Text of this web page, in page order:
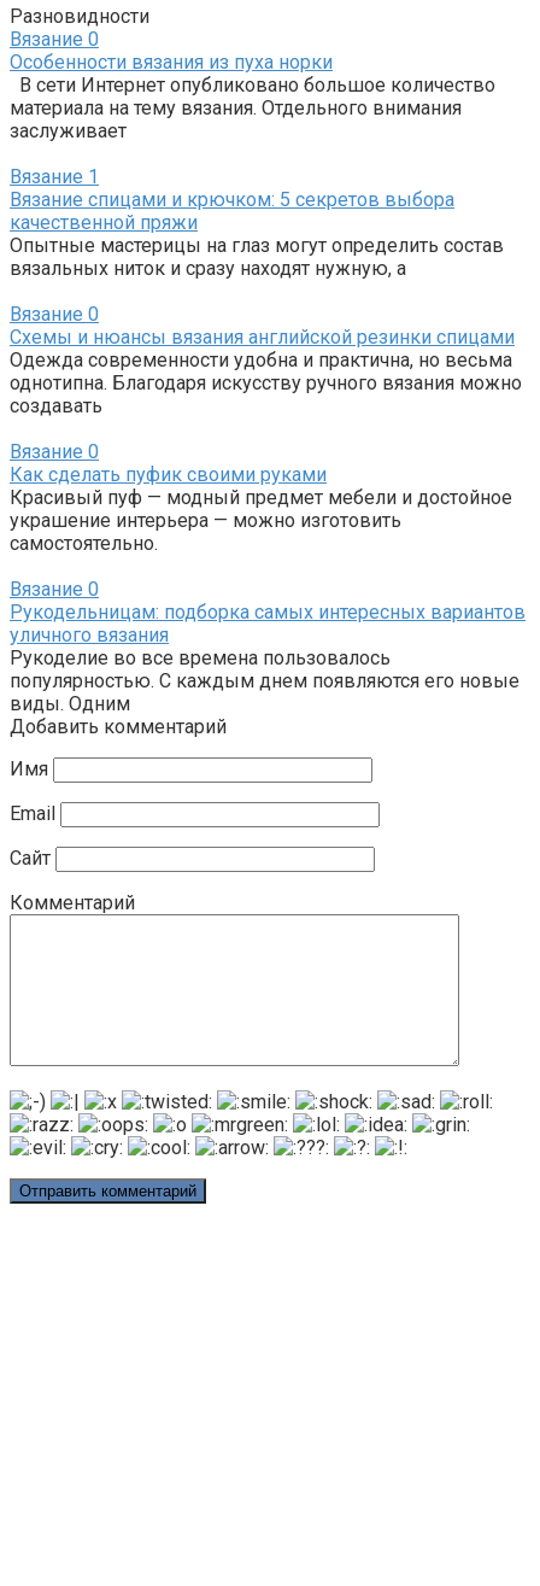
Разновидности
Вязание 0
Особенности вязания из пуха норки
В сети Интернет опубликовано большое количество
материала на тему вязания. Отдельного внимания
заслуживает
Вязание 1
Вязание спицами и крючком: 5 секретов выбора
качественной пряжи
Опытные мастерицы на глаз могут определить состав
вязальных ниток и сразу находят нужную, а
Вязание 0
Схемы и нюансы вязания английской резинки спицами
Одежда современности удобна и практична, но весьма
однотипна. Благодаря искусству ручного вязания можно
создавать
Вязание 0
Как сделать пуфик своими руками
Красивый пуф — модный предмет мебели и достойное
украшение интерьера — можно изготовить
самостоятельно.
Вязание 0
Рукодельницам: подборка самых интересных вариантов
уличного вязания
Рукоделие во все времена пользовалось
популярностью. С каждым днем появляются его новые
виды. Одним
Добавить комментарий
Имя
Email
Сайт
Комментарий